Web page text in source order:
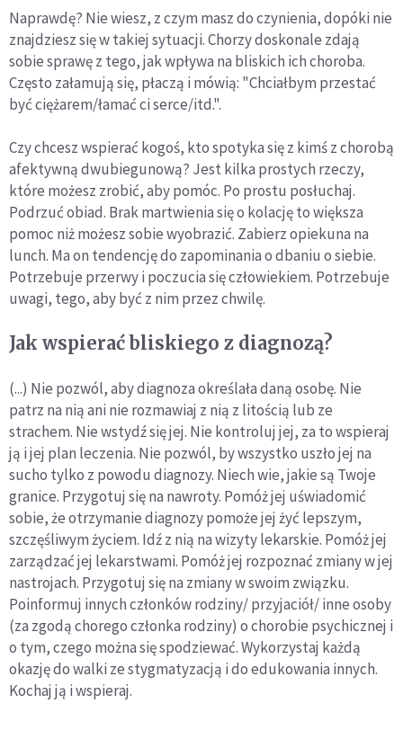
Naprawdę? Nie wiesz, z czym masz do czynienia, dopóki nie
znajdziesz się w takiej sytuacji. Chorzy doskonale zdają
sobie sprawę z tego, jak wpływa na bliskich ich choroba.
Często załamują się, płaczą i mówią: "Chciałbym przestać
być ciężarem/łamać ci serce/itd.".
Czy chcesz wspierać kogoś, kto spotyka się z kimś z chorobą
afektywną dwubiegunową? Jest kilka prostych rzeczy,
które możesz zrobić, aby pomóc. Po prostu posłuchaj.
Podrzuć obiad. Brak martwienia się o kolację to większa
pomoc niż możesz sobie wyobrazić. Zabierz opiekuna na
lunch. Ma on tendencję do zapominania o dbaniu o siebie.
Potrzebuje przerwy i poczucia się człowiekiem. Potrzebuje
uwagi, tego, aby być z nim przez chwilę.
Jak wspierać bliskiego z diagnozą?
(...) Nie pozwól, aby diagnoza określała daną osobę. Nie
patrz na nią ani nie rozmawiaj z nią z litością lub ze
strachem. Nie wstydź się jej. Nie kontroluj jej, za to wspieraj
ją i jej plan leczenia. Nie pozwól, by wszystko uszło jej na
sucho tylko z powodu diagnozy. Niech wie, jakie są Twoje
granice. Przygotuj się na nawroty. Pomóż jej uświadomić
sobie, że otrzymanie diagnozy pomoże jej żyć lepszym,
szczęśliwym życiem. Idź z nią na wizyty lekarskie. Pomóż jej
zarządzać jej lekarstwami. Pomóż jej rozpoznać zmiany w jej
nastrojach. Przygotuj się na zmiany w swoim związku.
Poinformuj innych członków rodziny/ przyjaciół/ inne osoby
(za zgodą chorego członka rodziny) o chorobie psychicznej i
o tym, czego można się spodziewać. Wykorzystaj każdą
okazję do walki ze stygmatyzacją i do edukowania innych.
Kochaj ją i wspieraj.